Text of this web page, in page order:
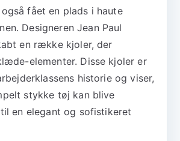
fået en plads i haute
Designeren Jean Paul
en række kjoler, der
elementer. Disse kjoler er
historie og viser,
stykke tøj kan blive
en elegant og sofistikeret